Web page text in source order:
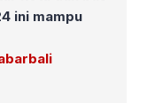
ini mampu